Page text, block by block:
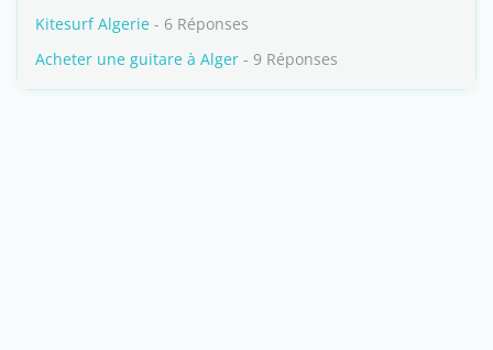
Kitesurf Algerie - 6 Réponses
Acheter une guitare à Alger - 9 Réponses